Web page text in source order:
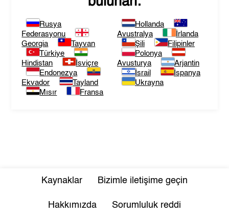
Rusya
Federasyonu
Georgia
Tayvan
Türkiye
Hindistan
İsviçre
Endonezya
Ekvador
Tayland
Mısır
Fransa
Hollanda
Avustralya
İrlanda
Şili
Filipinler
Polonya
Avusturya
Arjantin
İsrail
İspanya
Ukrayna
Kaynaklar Bizimle iletişime geçin
Hakkımızda Sorumluluk reddi